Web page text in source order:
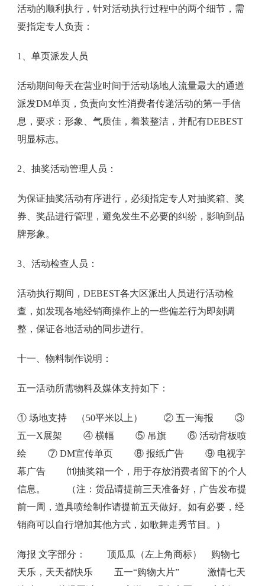
活动的顺利执行，针对活动执行过程中的两个细节，需
要指定专人负责：
1、单页派发人员
活动期间每天在营业时间于活动场地人流量最大的通道
派发DM单页，负责向女性消费者传递活动的第一手信
息，要求：形象、气质佳，着装整洁，并配有DEBEST
明显标志。
2、抽奖活动管理人员：
为保证抽奖活动有序进行，必须指定专人对抽奖箱、奖
券、奖品进行管理，避免发生不必要的纠纷，影响到品
牌形象。
3、活动检查人员：
活动执行期间，DEBEST各大区派出人员进行活动检
查，如发现各地经销商操作上的一些偏差行为即刻调
整，保证各地活动的同步进行。
十一、物料制作说明：
五一活动所需物料及媒体支持如下：
① 场地支持 （50平米以上） ② 五一海报 ③
五一X展架 ④ 横幅 ⑤ 吊旗 ⑥ 活动背板喷
绘 ⑦ DM宣传单页 ⑧ 报纸广告 ⑨ 电视字
幕广告 ⑾抽奖箱一个，用于存放消费者留下的个人
信息。 （注：货品请提前三天准备好，广告发布提
前一周，道具喷绘制作请提前五天做好。如有必要，经
销商可以自行增加其他方式，如歌舞走秀节目。）
海报 文字部分： 顶瓜瓜（左上角商标） 购物七
天乐，天天都快乐 五一“购物大片” 激情七天